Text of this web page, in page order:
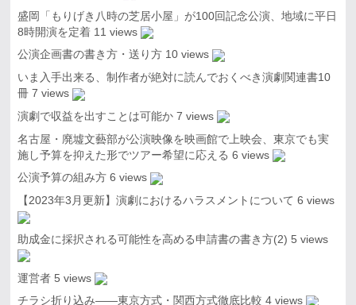
盛岡「もりげき八時の芝居小屋」が100回記念公演、地域に平日
8時開演を定着 11 views
公演企画書の書き方・送り方 10 views
いま入手出来る、制作者が絶対に読んでおくべき演劇関連書10
冊 7 views
演劇で収益を出すことは可能か 7 views
名古屋・廃墟文藝部が公演映像を映画館で上映会、東京でも実
施し予算を抑えた形でツアー希望に応える 6 views
公演予算の組み方 6 views
【2023年3月更新】演劇におけるハラスメントについて 6 views
助成金に採択される可能性を高める申請書の書き方(2) 5 views
運営者 5 views
チラシ折り込み――東京方式・関西方式徹底比較 4 views